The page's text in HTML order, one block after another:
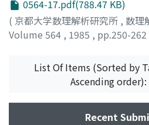
0564-17.pdf(788.47 KB)
( 京都大学数理解析研究所 , 数理
Volume 564 , 1985 , pp.250-262
List Of Items (Sorted by
Ascending
Recent